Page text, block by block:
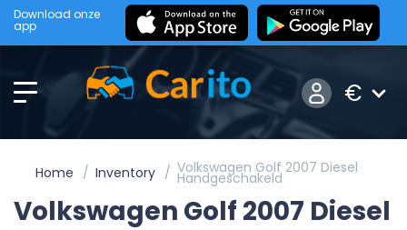
Download onze
app
€
Home Inventory Volkswagen Golf 2007 Diesel
Handgeschakeld
Volkswagen Golf 2007 Diesel